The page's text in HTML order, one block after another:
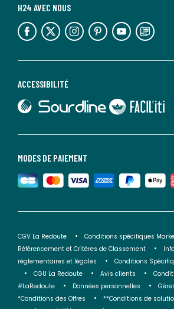
MODES DE PAIEMENT
ACCESSIBILITÉ
lien vers Sourdline
lien vers Faciliti
H24 AVEC NOUS
lien vers l'espace réseaux sociaux lien vers l'espace réseaux sociaux lien vers l'espace réseaux sociaux lien vers l'espace réseaux sociaux lien vers l'espace réseaux sociaux lien vers le blog la redoute
CGV La Redoute
Conditions spécifiques
Référencement et Critères de Classement
réglementaires et légales
Conditions
CGU La Redoute
Avis clients
#LaRedoute
Données personnelles
*Conditions des Offres
**Conditions de